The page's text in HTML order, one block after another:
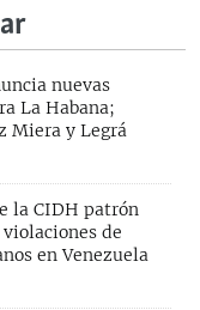
nuevas
La Habana;
Miera y Legrá
la CIDH patrón
de
en Venezuela